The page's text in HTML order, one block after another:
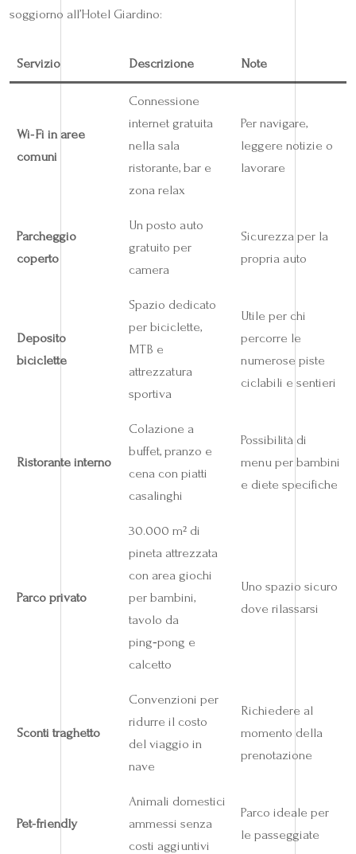
soggiorno all’Hotel Giardino:
Servizio Descrizione Note
Wi‑Fi in aree
comuni
Connessione
internet gratuita
nella sala
ristorante, bar e
zona relax
Per navigare,
leggere notizie o
lavorare
Parcheggio
coperto
Un posto auto
gratuito per
camera
Sicurezza per la
propria auto
Deposito
biciclette
Spazio dedicato
per biciclette,
MTB e
attrezzatura
sportiva
Utile per chi
percorre le
numerose piste
ciclabili e sentieri
Ristorante interno
Colazione a
buffet, pranzo e
cena con piatti
casalinghi
Possibilità di
menu per bambini
e diete specifiche
Parco privato
30.000 m² di
pineta attrezzata
con area giochi
per bambini,
tavolo da
ping‑pong e
calcetto
Uno spazio sicuro
dove rilassarsi
Sconti traghetto
Convenzioni per
ridurre il costo
del viaggio in
nave
Richiedere al
momento della
prenotazione
Pet‑friendly
Animali domestici
ammessi senza
costi aggiuntivi
Parco ideale per
le passeggiate